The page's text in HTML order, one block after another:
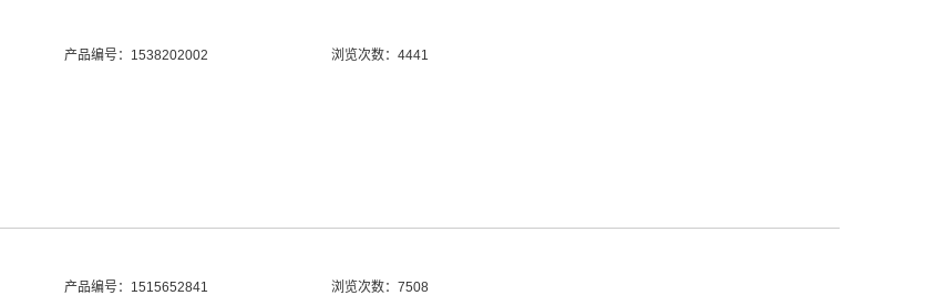
产品编号：1538202002
浏览次数：4441
产品编号：1515652841
浏览次数：7508